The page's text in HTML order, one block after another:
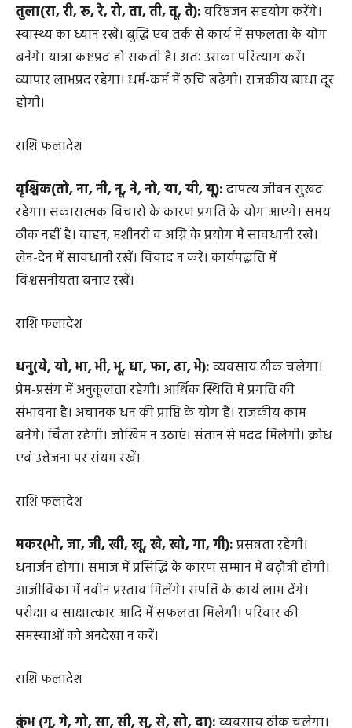
तुला(रा, री, रू, रे, रो, ता, ती, तू, ते):वरिष्ठजन सहयोग करेंगे।
स्वास्थ्य का ध्यान रखें। बुद्धि एवं तर्क से कार्य में सफलता के योग
बनेंगे। यात्रा कष्टप्रद हो सकती है। अतः उसका परित्याग करें।
व्यापार लाभप्रद रहेगा। धर्म-कर्म में रुचि बढ़ेगी। राजकीय बाधा दूर
होगी।
राशि फलादेश
वृश्चिक(तो, ना, नी, नू, ने, नो, या, यी, यू):दांपत्य जीवन सुखद
रहेगा। सकारात्मक विचारों के कारण प्रगति के योग आएंगे। समय
ठीक नहीं है। वाहन, मशीनरी व अग्नि के प्रयोग में सावधानी रखें।
लेन-देन में सावधानी रखें। विवाद न करें। कार्यपद्धति में
विश्वसनीयता बनाए रखें।
राशि फलादेश
धनु(ये, यो, भा, भी, भू, धा, फा, ढा, भे):व्यवसाय ठीक चलेगा।
प्रेम-प्रसंग में अनुकूलता रहेगी। आर्थिक स्थिति में प्रगति की
संभावना है। अचानक धन की प्राप्ति के योग हैं। राजकीय काम
बनेंगे। चिंता रहेगी। जोखिम न उठाएं। संतान से मदद मिलेगी। क्रोध
एवं उत्तेजना पर संयम रखें।
राशि फलादेश
मकर(भो, जा, जी, खी, खू, खे, खो, गा, गी):प्रसन्नता रहेगी।
धनार्जन होगा। समाज में प्रसिद्धि के कारण सम्मान में बढ़ौत्री होगी।
आजीविका में नवीन प्रस्ताव मिलेंगे। संपत्ति के कार्य लाभ देंगे।
परीक्षा व साक्षात्कार आदि में सफलता मिलेगी। परिवार की
समस्याओं को अनदेखा न करें।
राशि फलादेश
कुंभ (गू, गे, गो, सा, सी, सू, से, सो, दा):व्यवसाय ठीक चलेगा।